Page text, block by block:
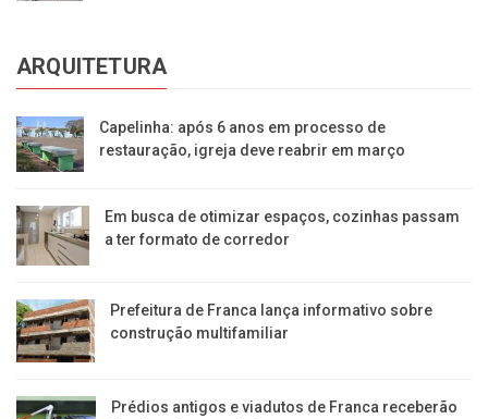
ARQUITETURA
Capelinha: após 6 anos em processo de
restauração, igreja deve reabrir em março
Em busca de otimizar espaços, cozinhas passam
a ter formato de corredor
Prefeitura de Franca lança informativo sobre
construção multifamiliar
Prédios antigos e viadutos de Franca receberão